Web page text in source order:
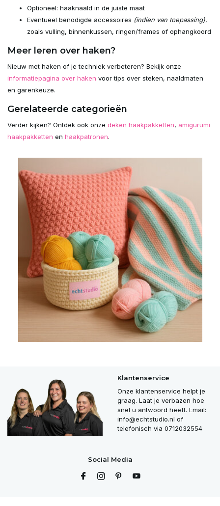
Optioneel: haaknaald in de juiste maat
Eventueel benodigde accessoires (indien van toepassing),
zoals vulling, binnenkussen, ringen/frames of ophangkoord
Meer leren over haken?
Nieuw met haken of je techniek verbeteren? Bekijk onze
informatiepagina over haken voor tips over steken, naaldmaten
en garenkeuze.
Gerelateerde categorieën
Verder kijken? Ontdek ook onze deken haakpakketten, amigurumi
haakpakketten en haakpatronen.
Klantenservice
Onze klantenservice helpt je
graag. Laat je verbazen hoe
snel u antwoord heeft. Email:
info@echtstudio.nl of
telefonisch via 0712032554
Social Media